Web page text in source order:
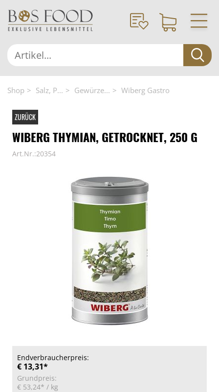
Shop Salz, P... Gewürze... Wiberg Gastro
ZURÜCK
WIBERG THYMIAN, GETROCKNET, 250 G
Art.Nr.:20354
Endverbraucherpreis:
€ 13,31*
Grundpreis:
€ 53,24* / kg